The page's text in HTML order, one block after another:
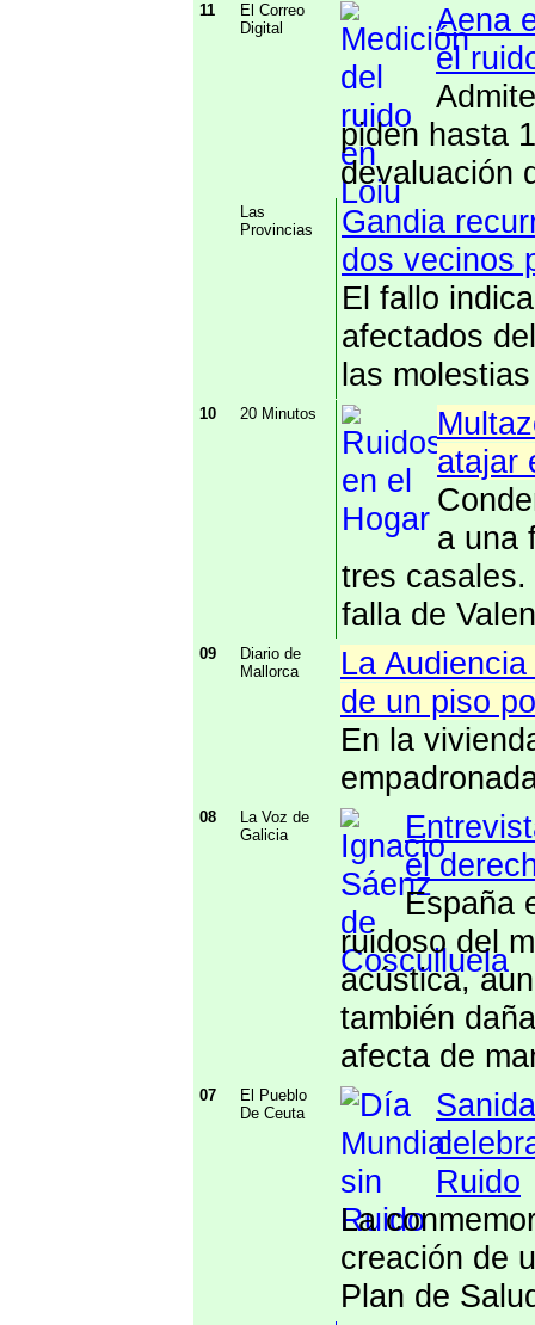
11
El Correo
Digital
Aena
el
piden hasta
devaluación
Las
Provincias
Gandia
dos vecinos
El fallo
afectados
las molestias
10 20 Minutos
atajar
a una
tres
falla de
09
Diario de
Mallorca
La
de un piso
En la
08
La Voz de
Galicia
el
España
ruidoso del
acústica,
también
afecta de
07
El Pueblo
De Ceuta
Ruido
La
creación de
Plan de